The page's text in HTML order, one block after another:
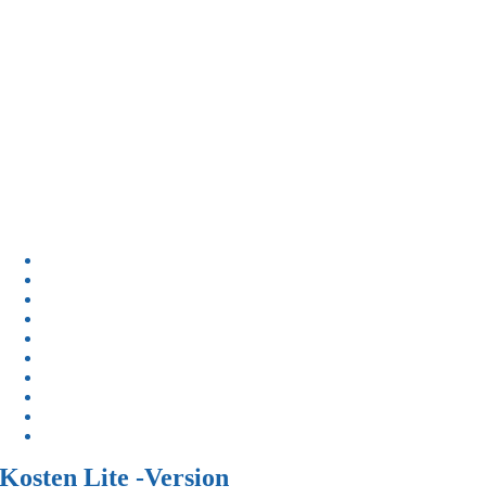
Kosten Lite -Version